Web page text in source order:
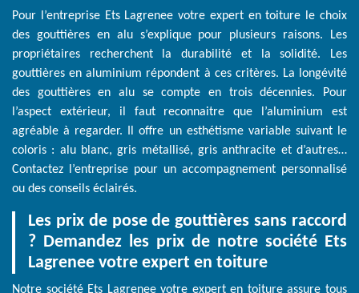
Pour l’entreprise Ets Lagrenee votre expert en toiture le choix
des gouttières en alu s’explique pour plusieurs raisons. Les
propriétaires recherchent la durabilité et la solidité. Les
gouttières en aluminium répondent à ces critères. La longévité
des gouttières en alu se compte en trois décennies. Pour
l’aspect extérieur, il faut reconnaitre que l’aluminium est
agréable à regarder. Il offre un esthétisme variable suivant le
coloris : alu blanc, gris métallisé, gris anthracite et d’autres…
Contactez l’entreprise pour un accompagnement personnalisé
ou des conseils éclairés.
Les prix de pose de gouttières sans raccord
? Demandez les prix de notre société Ets
Lagrenee votre expert en toiture
Notre société Ets Lagrenee votre expert en toiture assure tous